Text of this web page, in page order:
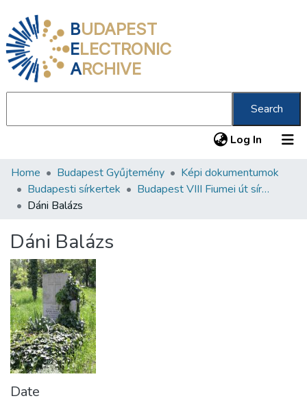
BUDAPEST
ELECTRONIC
ARCHIVE
Search
Log In (current)
Communities & Collections
All of DSpace
About us
Home Budapest Gyűjtemény
Képi dokumentumok
Budapesti sírkertek
Budapest VIII Fiumei út sírkert 2. rész
Dáni Balázs
Dáni Balázs
Date